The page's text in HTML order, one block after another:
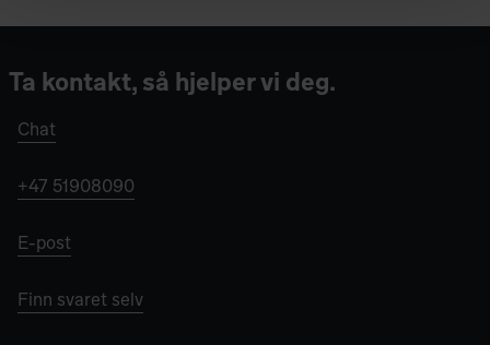
Ta kontakt, så hjelper vi deg.
Chat
+47 51908090
E-post
Finn svaret selv